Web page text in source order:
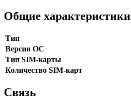
Общие характеристики
Тип
Версия ОС
Тип SIM-карты
Количество SIM-карт
Связь